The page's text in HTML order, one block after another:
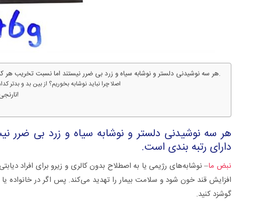
هر سه نوشیدنی دلستر و نوشابه سیاه و زرد بی ضرر نیستند اما نسبت تخریب هر کدام متفاوت و دارای رتبه بندی است.
اصلا چرا نباید نوشابه بخوریم؟ از بین بد و بدتر
نارنجی، سفید یا مشکی؟ مساله این است!
هر سه نوشیدنی دلستر و نوشابه سیاه و زرد بی ضرر
دارای رتبه بندی است.
نبض ما– نوشابه‌های رژیمی یا به اصطلاح بدون کالری و زیرو برای افراد
افزایش قند خون شود و سلامت بیمار را تهدید می‌کند. پس اگر در خانواده یا
گوشزد کنید.